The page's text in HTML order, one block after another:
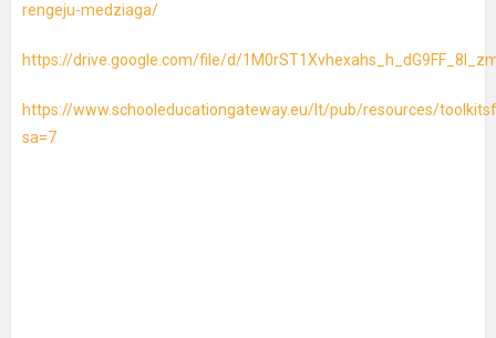
rengeju-medziaga/
https://drive.google.com/file/d/
https://www.schooleducationgateway.eu/lt/pub/resources/
sa=7